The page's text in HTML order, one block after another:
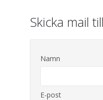
Skicka mail
Namn
E-post